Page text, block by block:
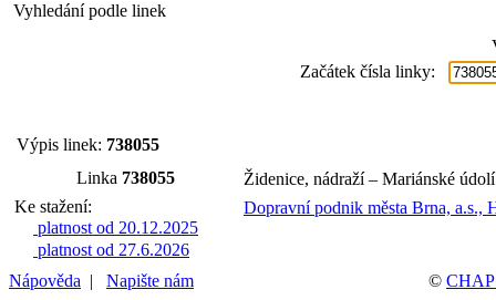
Vyhledání podle linek
Začátek čísla linky:
Výpis linek: 738055
Linka 738055
Židenice, nádraží – Mariánské údolí
Ke stažení:
platnost od 20.12.2025
platnost od 27.6.2026
Dopravní podnik města Brna, a.s.,
Nápověda | Napište nám ©